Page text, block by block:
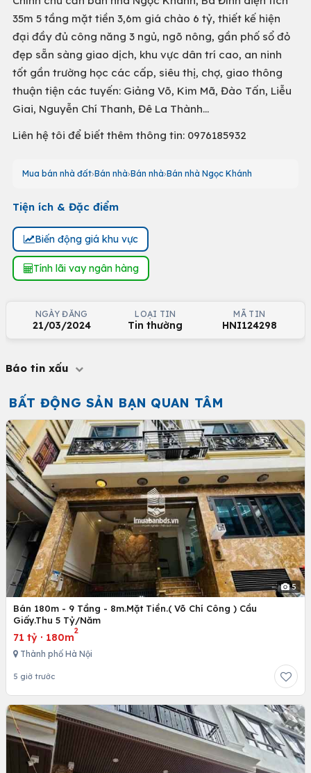
35m 5 tầng mặt tiền 3,6m giá chào 6 tỷ, thiết kế hiện
đại đầy đủ công năng 3 ngủ, ngõ nông, gần phố sổ đỏ
đẹp sẵn sàng giao dịch, khu vực dân trí cao, an ninh
tốt gần trường học các cấp, siêu thị, chợ, giao thông
thuận tiện các tuyến: Giảng Võ, Kim Mã, Đào Tấn, Liễu
Giai, Nguyễn Chí Thanh, Đê La Thành…
Liên hệ tôi để biết thêm thông tin: 0976185932
Mua bán nhà đất Bán nhà Bán nhà Bán nhà Ngọc Khánh
Tiện ích & Đặc điểm
Biến động giá khu vực
Tính lãi vay ngân hàng
NGÀY ĐĂNG
21/03/2024
LOẠI TIN
Tin thường
MÃ TIN
HNI124298
Báo tin xấu
BẤT ĐỘNG SẢN BẠN QUAN TÂM
5
Bán 180m - 9 Tầng - 8m.Mặt Tiền.( Võ Chí Công ) Cầu
Giấy.Thu 5 Tỷ/Năm
71 tỷ · 180m
2
Thành phố Hà Nội
5 giờ trước